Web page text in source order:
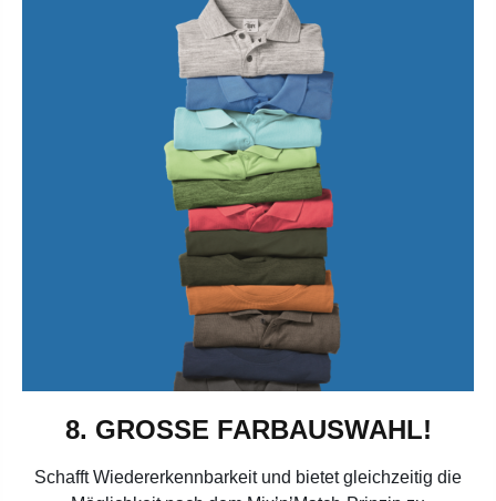
8. GROSSE FARBAUSWAHL!
Schafft Wiedererkennbarkeit und bietet gleichzeitig die